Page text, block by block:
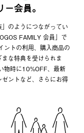
会員。
のようにつながってい
FAMILY 会員」で
ントの利用、購入商品の
な特典を受けられま
物時に10%OFF、最新
ントなど、さらにお得